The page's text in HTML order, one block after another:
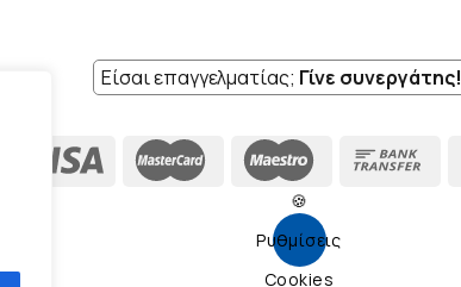
Είσαι επαγγελματίας; Γίνε συνεργάτης!
🍪
Ρυθμίσεις
Cookies